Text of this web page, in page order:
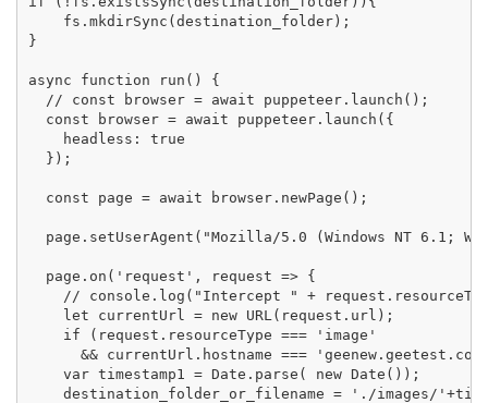
    fs.mkdirSync(destination_folder);
}
async function run() {
  // const browser = await puppeteer.launch();
  const browser = await puppeteer.launch({
    headless: true
  });
  const page = await browser.newPage();
page.setUserAgent("Mozilla/5.0 (Windows NT 6.1;
  page.on('request', request => {
// console.log("Intercept " +
    let currentUrl = new URL(request.url);
    if (request.resourceType === 'image'
&& currentUrl.hostname ===
    var timestamp1 = Date.parse( new Date());
destination_folder_or_filename = './images/